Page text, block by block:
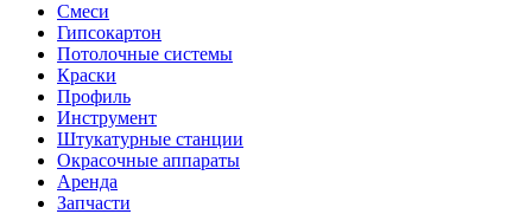
Смеси
Гипсокартон
Потолочные системы
Краски
Профиль
Инструмент
Штукатурные станции
Окрасочные аппараты
Аренда
Запчасти